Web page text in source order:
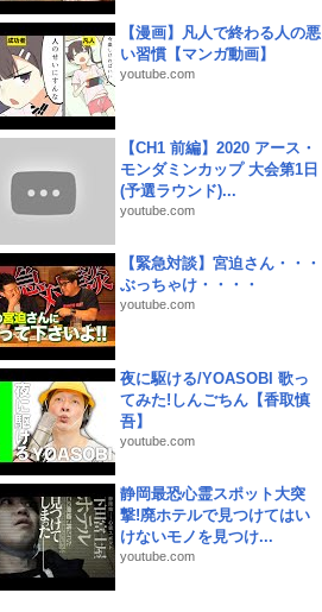
【漫画】凡人で終わる人の悪
い習慣【マンガ動画】
youtube.com
【CH1 前編】2020 アース・
モンダミンカップ 大会第1日
(予選ラウンド)...
youtube.com
【緊急対談】宮迫さん・・・
ぶっちゃけ・・・・
youtube.com
夜に駆ける/YOASOBI 歌っ
てみた!しんごちん【香取慎
吾】
youtube.com
静岡最恐心霊スポット大突
撃!廃ホテルで見つけてはい
けないモノを見つけ...
youtube.com